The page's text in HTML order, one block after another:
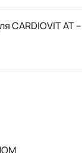
CARDIOVIT